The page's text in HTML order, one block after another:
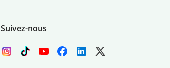
Suivez-nous